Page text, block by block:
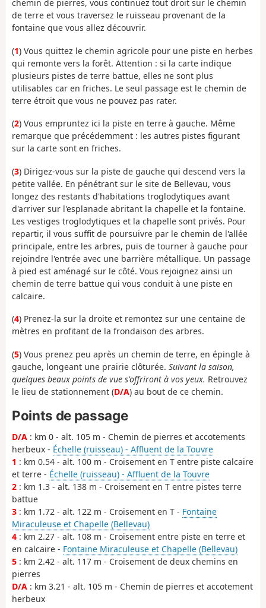
chemin de pierres, vous continuez tout droit sur le chemin
de terre et vous traversez le ruisseau provenant de la
fontaine que vous allez découvrir.
(1) Vous quittez le chemin agricole pour une piste en herbes
qui remonte vers la forêt. Attention : si la carte indique
plusieurs pistes de terre battue, elles ne sont plus
utilisables car en friches. Le seul passage est le chemin de
terre étroit que vous ne pouvez pas rater.
(2) Vous empruntez ici la piste en terre à gauche. Même
remarque que précédemment : les autres pistes figurant
sur la carte sont en friches.
(3) Dirigez-vous sur la piste de gauche qui descend vers la
petite vallée. En pénétrant sur le site de Bellevau, vous
longez des restants d'habitations troglodytiques avant
d'arriver sur l'esplanade abritant la chapelle et la fontaine.
Les vestiges troglodytiques et la chapelle sont privés. Pour
repartir, il vous suffit de poursuivre par le chemin de l'allée
principale, entre les arbres, puis de tourner à gauche pour
rejoindre l'entrée avec une barrière métallique. Un passage
à pied est aménagé sur le côté. Vous rejoignez ainsi un
chemin de terre battue qui vous conduit à une piste en
calcaire.
(4) Prenez-la sur la droite et remontez sur une centaine de
mètres en profitant de la frondaison des arbres.
(5) Vous prenez peu après un chemin de terre, en épingle à
gauche, longeant une prairie clôturée. Suivant la saison,
quelques beaux points de vue s'offriront à vos yeux. Retrouvez
le lieu de stationnement (D/A) au bout de ce chemin.
Points de passage
D/A : km 0 - alt. 105 m - Chemin de pierres et accotements
herbeux - Échelle (ruisseau) - Affluent de la Touvre
1 : km 0.54 - alt. 100 m - Croisement en T entre piste calcaire
et terre - Échelle (ruisseau) - Affluent de la Touvre
2 : km 1.3 - alt. 138 m - Croisement en T entre pistes terre
battue
3 : km 1.72 - alt. 122 m - Croisement en T - Fontaine
Miraculeuse et Chapelle (Bellevau)
4 : km 2.27 - alt. 108 m - Croisement entre piste en terre et
en calcaire - Fontaine Miraculeuse et Chapelle (Bellevau)
5 : km 2.42 - alt. 117 m - Croisement de deux chemins en
pierres
D/A : km 3.21 - alt. 105 m - Chemin de pierres et accotement
herbeux